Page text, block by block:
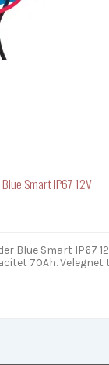
Smart IP67 12V
Blue Smart IP67
70Ah. Velegnet